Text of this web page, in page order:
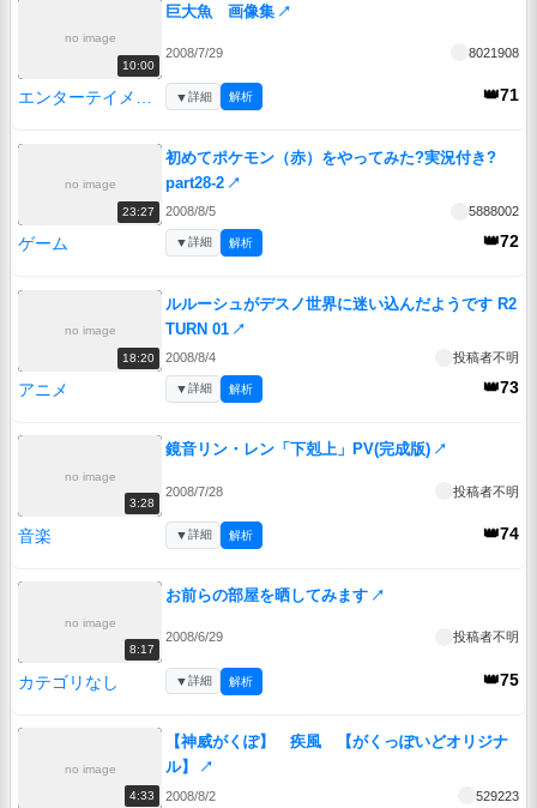
no image
10:00
巨大魚 画像集 ↗
2008/7/29 8021908
👑71
▼詳細 解析
no image
23:27
初めてポケモン（赤）をやってみた?実況付き?
part28-2 ↗
2008/8/5 5888002
ゲーム 👑72
▼詳細 解析
no image
18:20
ルルーシュがデスノ世界に迷い込んだようです R2
TURN 01 ↗
2008/8/4 投稿者不明
アニメ 👑73
▼詳細 解析
no image
3:28
鏡音リン・レン「下剋上」PV(完成版) ↗
2008/7/28 投稿者不明
音楽 👑74
▼詳細 解析
no image
8:17
お前らの部屋を晒してみます ↗
2008/6/29 投稿者不明
カテゴリなし 👑75
▼詳細 解析
no image
4:33
【神威がくぽ】 疾風 【がくっぽいどオリジナ
ル】
↗
2008/8/2 529223